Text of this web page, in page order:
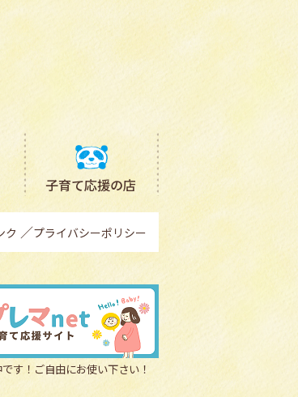
子育て応援の店
ク プライバシーポリシー
す！ご自由にお使い下さい！